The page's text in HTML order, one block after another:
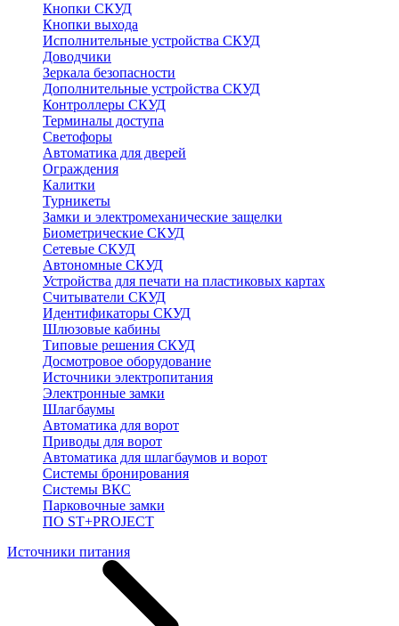
Кнопки СКУД
Кнопки выхода
Исполнительные устройства СКУД
Доводчики
Зеркала безопасности
Дополнительные устройства СКУД
Контроллеры СКУД
Терминалы доступа
Светофоры
Автоматика для дверей
Ограждения
Калитки
Турникеты
Замки и электромеханические защелки
Биометрические СКУД
Сетевые СКУД
Автономные СКУД
Устройства для печати на пластиковых картах
Считыватели СКУД
Идентификаторы СКУД
Шлюзовые кабины
Типовые решения СКУД
Досмотровое оборудование
Источники электропитания
Электронные замки
Шлагбаумы
Автоматика для ворот
Приводы для ворот
Автоматика для шлагбаумов и ворот
Системы бронирования
Системы ВКС
Парковочные замки
ПО ST+PROJECT
Источники питания